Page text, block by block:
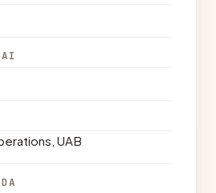
UAB